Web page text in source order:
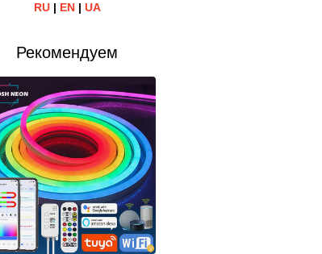
RU| EN| UA
Рекомендуем